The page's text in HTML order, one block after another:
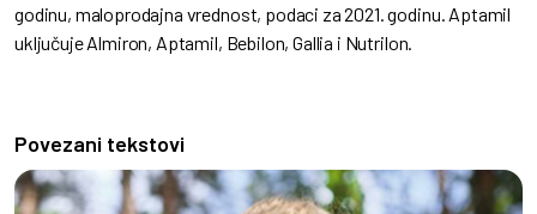
godinu, maloprodajna vrednost, podaci za 2021. godinu. Aptamil
uključuje Almiron, Aptamil, Bebilon, Gallia i Nutrilon.
Povezani tekstovi